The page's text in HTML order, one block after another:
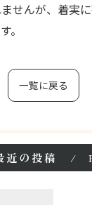
せんが、着実
。
一覧に戻る
近の投稿